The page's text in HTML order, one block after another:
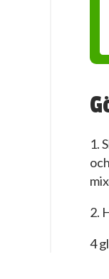
1.
2.
4